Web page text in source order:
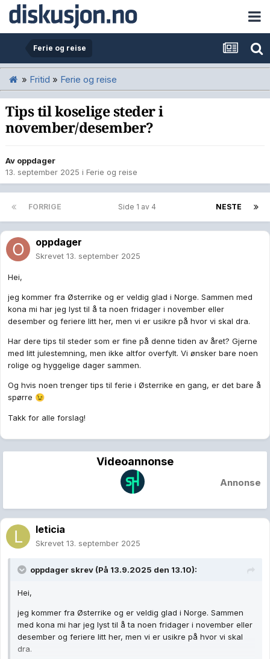
Ferie og reise
» Fritid » Ferie og reise
Tips til koselige steder i
november/desember?
Av oppdager
13. september 2025 i Ferie og reise
FORRIGE NESTE
Side 1 av 4
oppdager
Skrevet 13. september 2025
Hei,
jeg kommer fra Østerrike og er veldig glad i Norge. Sammen med
kona mi har jeg lyst til å ta noen fridager i november eller
desember og feriere litt her, men vi er usikre på hvor vi skal dra.
Har dere tips til steder som er fine på denne tiden av året? Gjerne
med litt julestemning, men ikke altfor overfylt. Vi ønsker bare noen
rolige og hyggelige dager sammen.
Og hvis noen trenger tips til ferie i Østerrike en gang, er det bare å
spørre 😉
Takk for alle forslag!
Videoannonse
Annonse
leticia
Skrevet 13. september 2025
oppdager skrev (På 13.9.2025 den 13.10):
Hei,
jeg kommer fra Østerrike og er veldig glad i Norge. Sammen
med kona mi har jeg lyst til å ta noen fridager i november eller
desember og feriere litt her, men vi er usikre på hvor vi skal
dra.